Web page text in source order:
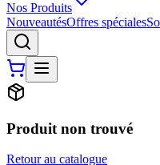
Nos Produits
NouveautésOffres spéciales
Produit non trouvé
Retour au catalogue